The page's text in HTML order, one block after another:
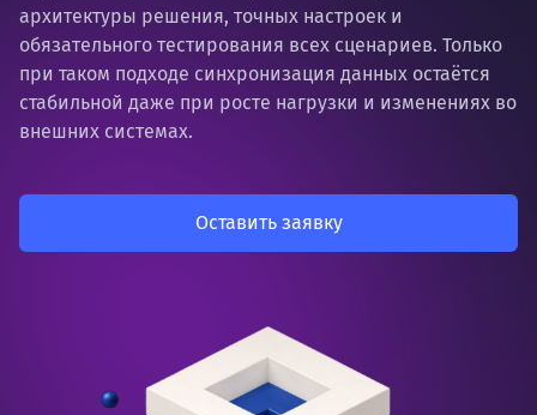
архитектуры решения, точных настроек и
обязательного тестирования всех сценариев. Только
при таком подходе синхронизация данных остаётся
стабильной даже при росте нагрузки и изменениях во
внешних системах.
Оставить заявку